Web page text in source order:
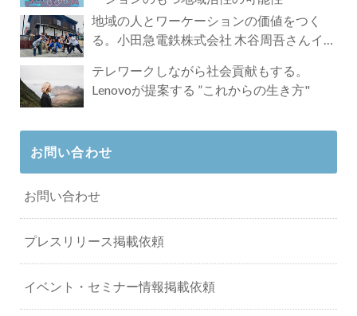
地域の人とワーケーションの価値をつく
る。小田急電鉄株式会社 木谷周吾さんイン
テレワークしながら社会貢献もする。
Lenovoが提案する ”これからの生き方"
お問い合わせ
お問い合わせ
プレスリリース掲載依頼
イベント・セミナー情報掲載依頼